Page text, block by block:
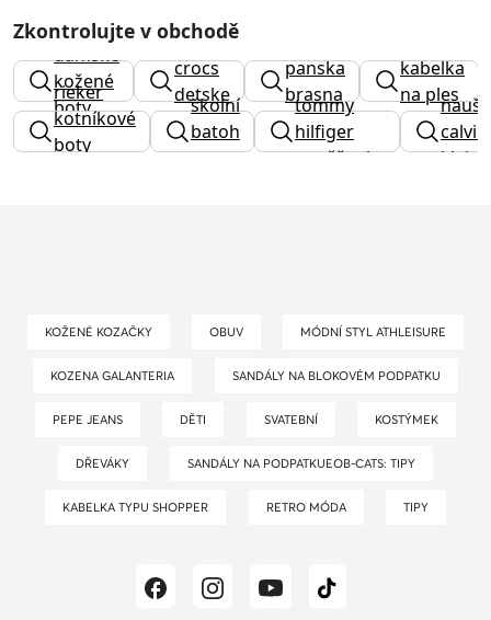
Zkontrolujte v obchodě
dámské
kožené
boty
crocs
detske
panska
brasna
kabelka
na ples
rieker
kotníkové
boty
školní
batoh
puma
tommy
hilfiger
peněženka
calvin
klein
KOŽENÉ KOZAČKY OBUV MÓDNÍ STYL ATHLEISURE
KOZENA GALANTERIA SANDÁLY NA BLOKOVÉM PODPATKU
PEPE JEANS DĚTI SVATEBNÍ KOSTÝMEK
DŘEVÁKY SANDÁLY NA PODPATKUEOB-CATS: TIPY
KABELKA TYPU SHOPPER RETRO MÓDA TIPY